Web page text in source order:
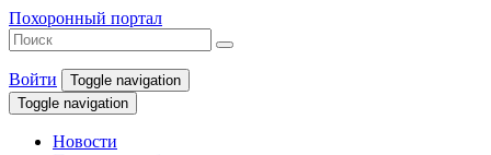
Похоронный портал
Войти
Toggle navigation
Toggle navigation
Новости